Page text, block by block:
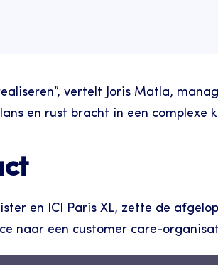
vertelt Joris Matla,
en rust bracht in een complexe
en ICI Paris XL, zette de
naar een customer care-